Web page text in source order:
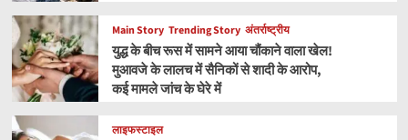
Main Story Trending Story अंतर्राष्ट्रीय
युद्ध के बीच रूस में सामने आया चौंकाने वाला खेल!
मुआवजे के लालच में सैनिकों से शादी के आरोप,
कई मामले जांच के घेरे में
लाइफस्टाइल